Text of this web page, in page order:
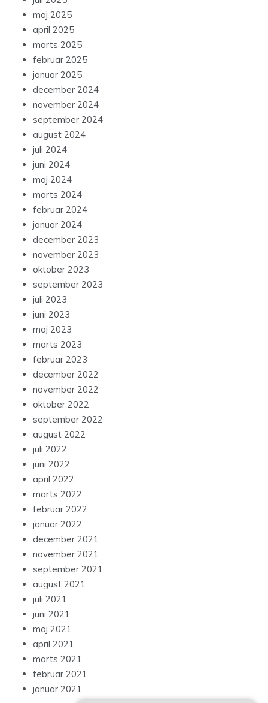
maj 2025
april 2025
marts 2025
februar 2025
januar 2025
december 2024
november 2024
september 2024
august 2024
juli 2024
juni 2024
maj 2024
marts 2024
februar 2024
januar 2024
december 2023
november 2023
oktober 2023
september 2023
juli 2023
juni 2023
maj 2023
marts 2023
februar 2023
december 2022
november 2022
oktober 2022
september 2022
august 2022
juli 2022
juni 2022
april 2022
marts 2022
februar 2022
januar 2022
december 2021
november 2021
september 2021
august 2021
juli 2021
juni 2021
maj 2021
april 2021
marts 2021
februar 2021
januar 2021